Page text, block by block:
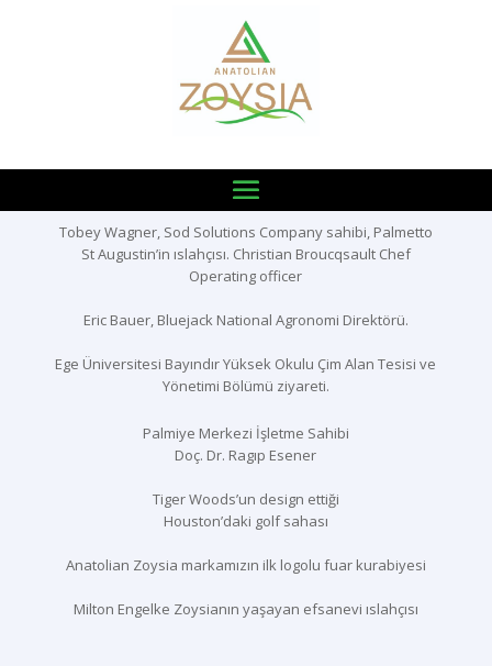
David Douget Bladerunner firma sahibi (Zoysia Man
Tobey Wagner, Sod Solutions Company sahibi, Palmetto
St Augustin’in ıslahçısı. Christian Broucqsault Chef
Operating officer
Eric Bauer, Bluejack National Agronomi Direktörü.
Ege Üniversitesi Bayındır Yüksek Okulu Çim Alan Tesisi ve
Yönetimi Bölümü ziyareti.
Palmiye Merkezi İşletme Sahibi
Doç. Dr. Ragıp Esener
Tiger Woods’un design ettiği
Houston’daki golf sahası
Anatolian Zoysia markamızın ilk logolu fuar kurabiyesi
Milton Engelke Zoysianın yaşayan efsanevi ıslahçısı